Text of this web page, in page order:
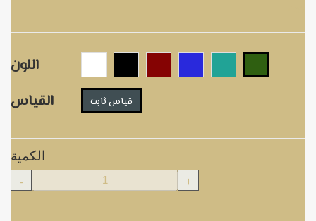
اللون
القياس
قياس ثابت
الكمية
- +